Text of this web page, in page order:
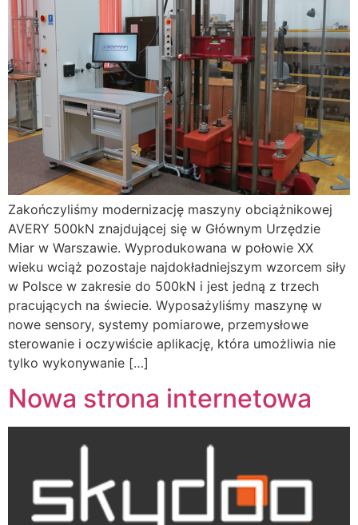
Zakończyliśmy modernizację maszyny obciążnikowej
AVERY 500kN znajdującej się w Głównym Urzędzie
Miar w Warszawie. Wyprodukowana w połowie XX
wieku wciąż pozostaje najdokładniejszym wzorcem siły
w Polsce w zakresie do 500kN i jest jedną z trzech
pracujących na świecie. Wyposażyliśmy maszynę w
nowe sensory, systemy pomiarowe, przemysłowe
sterowanie i oczywiście aplikację, która umożliwia nie
tylko wykonywanie […]
Nowa strona internetowa